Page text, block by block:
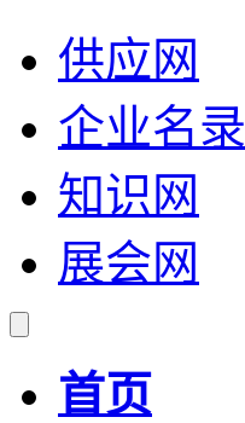
供应网
企业名录
知识网
展会网
首页